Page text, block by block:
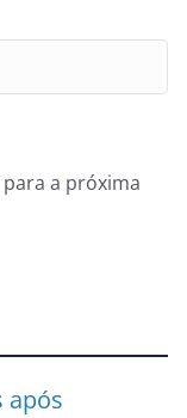
a próxima
após